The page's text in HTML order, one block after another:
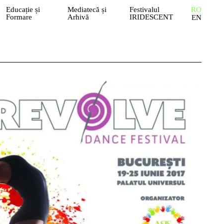
Educație și
Formare
Mediatecă și
Arhivă
Festivalul
IRIDESCENT
RO
EN